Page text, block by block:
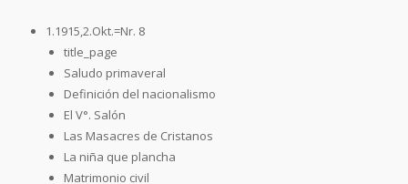
1.1915,2.Okt.=Nr. 8
title_page
Saludo primaveral
Definición del nacionalismo
El V°. Salón
Las Masacres de Cristanos
La niña que plancha
Matrimonio civil